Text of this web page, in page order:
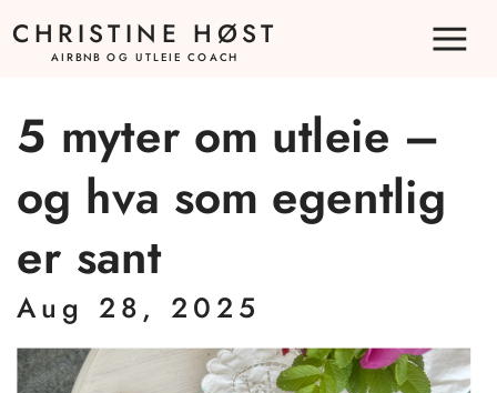
AIRBNB OG UTLEIE COACH
CHRISTINE HØST
Aug 28, 2025
5 myter om utleie –
og hva som egentlig
er sant